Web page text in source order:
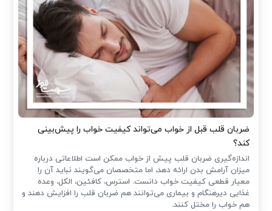
ضربان قلب قبل از خواب می‌تواند کیفیت خواب را پیش‌بینی
کند؟
اندازه‌گیری ضربان قلب پیش از خواب ممکن است اطلاعاتی درباره
میزان آرامش بدن ارائه دهد، اما متخصصان می‌گویند نباید آن را
معیار قطعی کیفیت خواب دانست. استرس، کافئین، الکل، وعده
غذایی دیرهنگام و بیماری می‌توانند هم ضربان قلب را افزایش دهند و
هم خواب را مختل کنند.